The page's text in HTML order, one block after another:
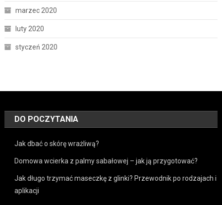
marzec 2020
luty 2020
styczeń 2020
DO POCZYTANIA
Jak dbać o skórę wrażliwą?
Domowa wcierka z palmy sabałowej – jak ją przygotować?
Jak długo trzymać maseczkę z glinki? Przewodnik po rodzajach i
aplikacji